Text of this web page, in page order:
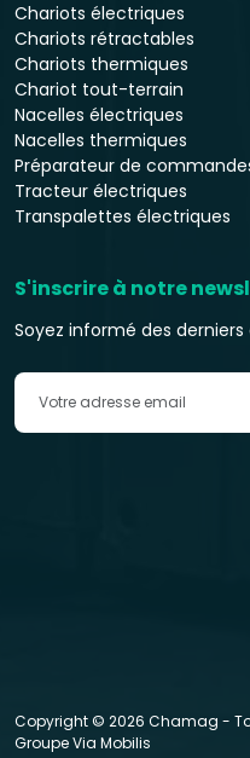
Chariots électriques
Chariots rétractables
Chariots thermiques
Chariot tout-terrain
Nacelles électriques
Nacelles thermiques
Préparateur de
Tracteur électriques
Transpalettes électriques
S'inscrire à notre
Soyez informé des derniers
Copyright © 2026 Chamag -
Groupe Via Mobilis